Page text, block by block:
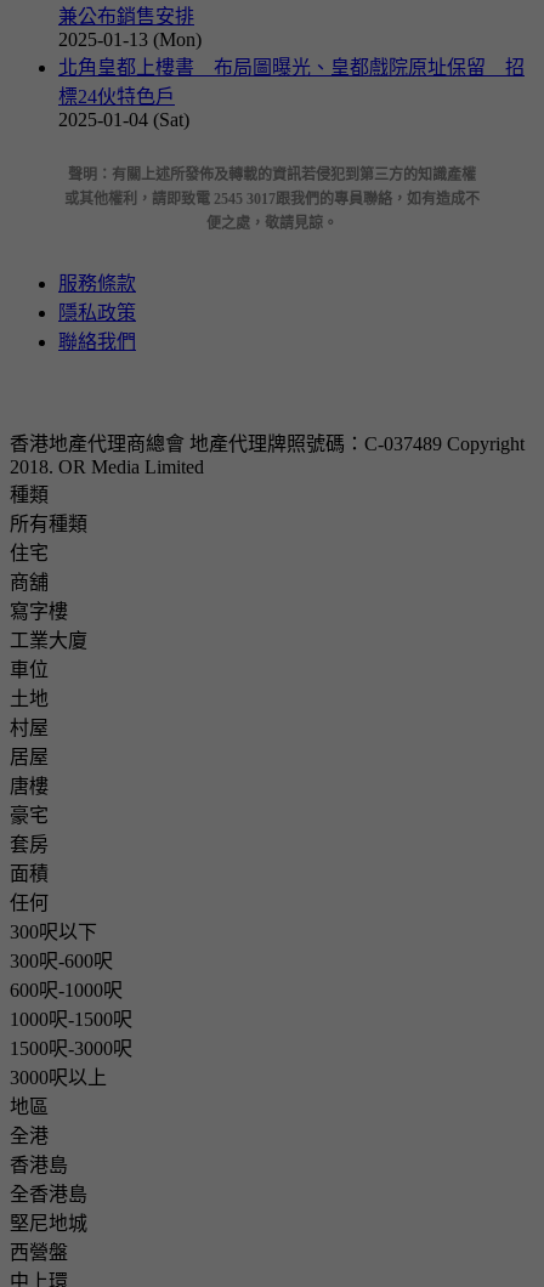
兼公布銷售安排
2025-01-13 (Mon)
北角皇都上樓書 布局圖曝光、皇都戲院原址保留 招
標24伙特色戶
2025-01-04 (Sat)
聲明：有關上述所發佈及轉載的資訊若侵犯到第三方的知識產權
或其他權利，請即致電 2545 3017跟我們的專員聯絡，如有造成不
便之處，敬請見諒。
服務條款
隱私政策
聯絡我們
香港地產代理商總會 地產代理牌照號碼：C-037489 Copyright
2018. OR Media Limited
種類
所有種類
住宅
商舖
寫字樓
工業大廈
車位
土地
村屋
居屋
唐樓
豪宅
套房
面積
任何
300呎以下
300呎-600呎
600呎-1000呎
1000呎-1500呎
1500呎-3000呎
3000呎以上
地區
全港
香港島
全香港島
堅尼地城
西營盤
中上環